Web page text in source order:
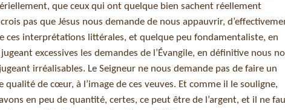
que ceux qui ont quelque bien sachent réellement
pas que Jésus nous demande de nous appauvrir,
ces interprétations littérales, et quelque peu fondamentaliste, en
excessives les demandes de l’Évangile, en définitive nous
irréalisables. Le Seigneur ne nous demande pas de faire un
de cœur, à l’image de ces veuves. Et comme il le souligne,
en peu de quantité, certes, ce peut être de l’argent, et il ne